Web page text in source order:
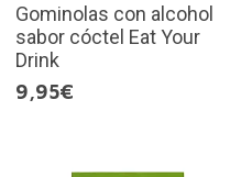
Gominolas con alcohol
sabor cóctel Eat Your
Drink
9,95€